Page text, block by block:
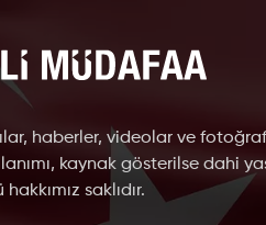
haberler, videolar ve
kaynak gösterilse dahi
saklıdır.